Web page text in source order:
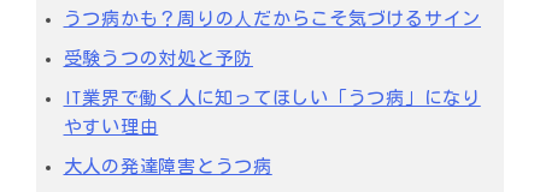
うつ病かも？周りの⼈だからこそ気づけるサイン
受験うつの対処と予防
IT業界で働く人に知ってほしい「うつ病」になり
やすい理由
大人の発達障害とうつ病